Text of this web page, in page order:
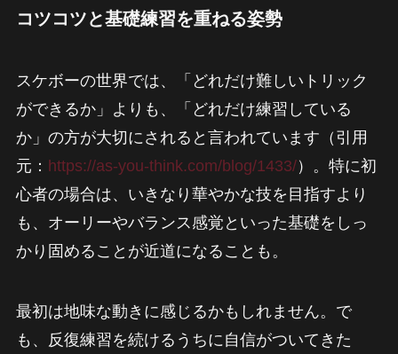
コツコツと基礎練習を重ねる姿勢
スケボーの世界では、「どれだけ難しいトリック
ができるか」よりも、「どれだけ練習している
か」の方が大切にされると言われています（引用
元： https://as-you-think.com/blog/1433/）。特に初
心者の場合は、いきなり華やかな技を目指すより
も、オーリーやバランス感覚といった基礎をしっ
かり固めることが近道になることも。
最初は地味な動きに感じるかもしれません。で
も、反復練習を続けるうちに自信がついてきた